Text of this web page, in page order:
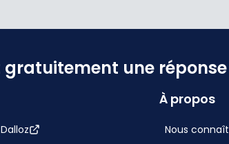
une
À propos
Nous